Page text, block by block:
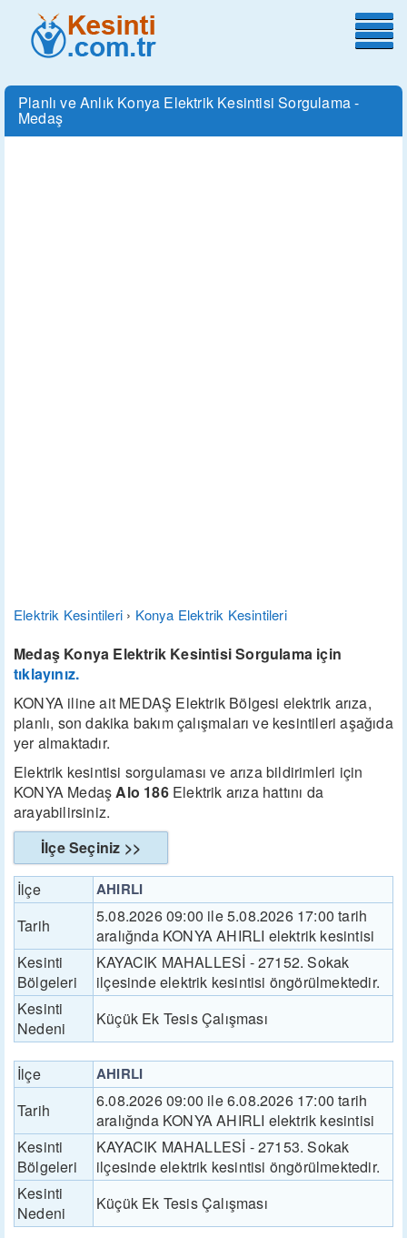
Planlı ve Anlık Konya Elektrik Kesintisi Sorgulama -
Medaş
Elektrik Kesintileri › Konya Elektrik Kesintileri
Medaş Konya Elektrik Kesintisi Sorgulama için
tıklayınız.
KONYA iline ait MEDAŞ Elektrik Bölgesi elektrik arıza,
planlı, son dakika bakım çalışmaları ve kesintileri aşağıda
yer almaktadır.
Elektrik kesintisi sorgulaması ve arıza bildirimleri için
KONYA MedaşAlo 186Elektrik arıza hattını da
arayabilirsiniz.
İlçe Seçiniz >>
İlçe
AHIRLI
Tarih
5.08.2026 09:00 ile 5.08.2026 17:00 tarih
aralığnda KONYA AHIRLI elektrik kesintisi
Kesinti
Bölgeleri
KAYACIK MAHALLESİ - 27152. Sokak
ilçesinde elektrik kesintisi öngörülmektedir.
Kesinti
Nedeni
Küçük Ek Tesis Çalışması
İlçe AHIRLI
Tarih
6.08.2026 09:00 ile 6.08.2026 17:00 tarih
aralığnda KONYA AHIRLI elektrik kesintisi
Kesinti
Bölgeleri
KAYACIK MAHALLESİ - 27153. Sokak
ilçesinde elektrik kesintisi öngörülmektedir.
Kesinti
Nedeni
Küçük Ek Tesis Çalışması